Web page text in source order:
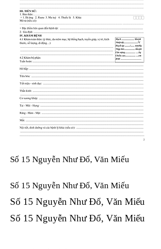
Số 15 Nguyễn Như Đổ, Văn Miếu
Số 15 Nguyễn Như Đổ, Văn Miếu​​​​
Số 15 Nguyễn Như Đổ, Văn Miếu​​​​
Số 15 Nguyễn Như Đổ, Văn Miếu​​​​